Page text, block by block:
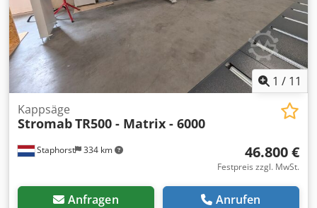
1 / 11
Staphorst 334 km
Kappsäge
StromabTR500 - Matrix - 6000
46.800 €
Festpreis zzgl. MwSt.
Anfragen Anrufen